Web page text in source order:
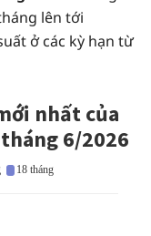
lên tới
ở các kỳ hạn từ